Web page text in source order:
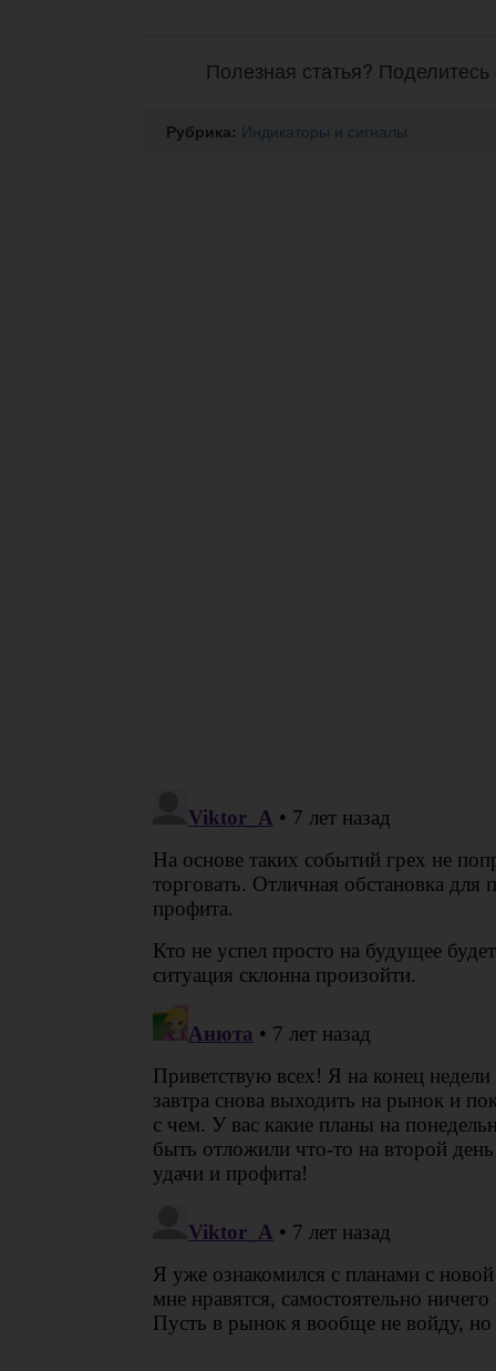
Полезная статья?
Рубрика: Индикаторы и сигналы